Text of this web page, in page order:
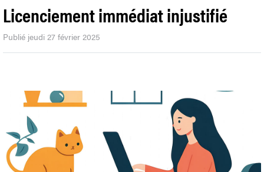
Licenciement immédiat injustifié
Publié jeudi 27 février 2025